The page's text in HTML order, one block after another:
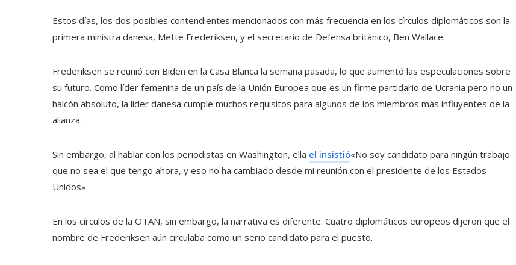
Estos días, los dos posibles contendientes mencionados con más frecuencia en los círculos diplomáticos son la
primera ministra danesa, Mette Frederiksen, y el secretario de Defensa británico, Ben Wallace.
Frederiksen se reunió con Biden en la Casa Blanca la semana pasada, lo que aumentó las especulaciones sobre
su futuro. Como líder femenina de un país de la Unión Europea que es un firme partidario de Ucrania pero no un
halcón absoluto, la líder danesa cumple muchos requisitos para algunos de los miembros más influyentes de la
alianza.
Sin embargo, al hablar con los periodistas en Washington, ella el insistió«No soy candidato para ningún trabajo
que no sea el que tengo ahora, y eso no ha cambiado desde mi reunión con el presidente de los Estados
Unidos».
En los círculos de la OTAN, sin embargo, la narrativa es diferente. Cuatro diplomáticos europeos dijeron que el
nombre de Frederiksen aún circulaba como un serio candidato para el puesto.